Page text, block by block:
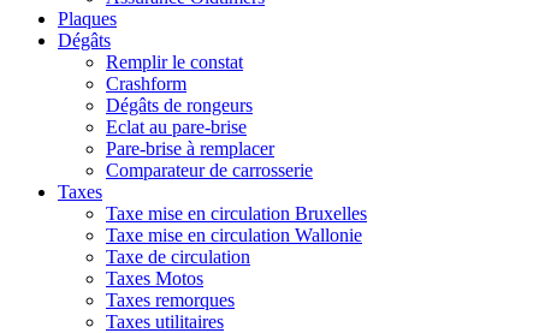
Plaques
Dégâts
Remplir le constat
Crashform
Dégâts de rongeurs
Eclat au pare-brise
Pare-brise à remplacer
Comparateur de carrosserie
Taxes
Taxe mise en circulation Bruxelles
Taxe mise en circulation Wallonie
Taxe de circulation
Taxes Motos
Taxes remorques
Taxes utilitaires